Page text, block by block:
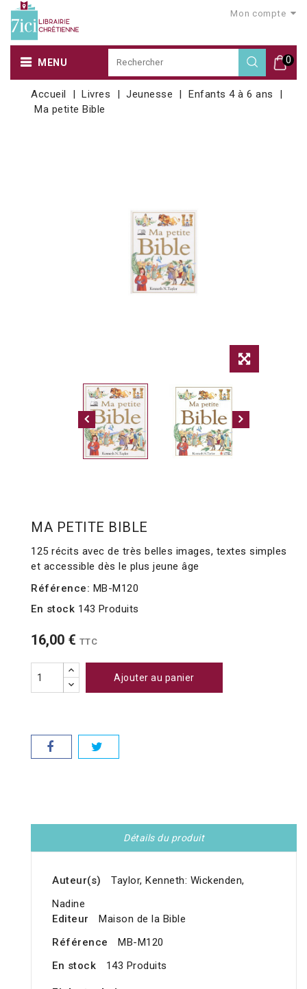
Mon compte
0
MENU
Accueil Livres Jeunesse
Enfants 4 à 6 ans
Ma petite Bible
MA PETITE BIBLE
125 récits avec de très belles images, textes simples
et accessible dès le plus jeune âge
Référence: MB-M120
En stock 143 Produits
16,00 € TTC
Ajouter au panier
Détails du produit
Auteur(s)
Taylor, Kenneth: Wickenden,
Nadine
Editeur
Maison de la Bible
Référence
MB-M120
En stock
143 Produits